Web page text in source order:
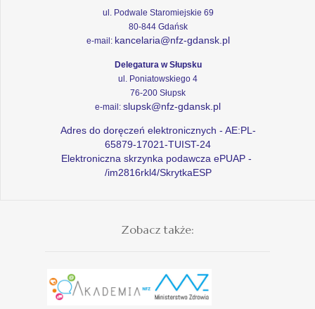
ul. Podwale Staromiejskie 69
80-844 Gdańsk
e-mail: kancelaria@nfz-gdansk.pl
Delegatura w Słupsku
ul. Poniatowskiego 4
76-200 Słupsk
e-mail: slupsk@nfz-gdansk.pl
Adres do doręczeń elektronicznych - AE:PL-
65879-17021-TUIST-24
Elektroniczna skrzynka podawcza ePUAP -
/im2816rkl4/SkrytkaESP
Zobacz także: